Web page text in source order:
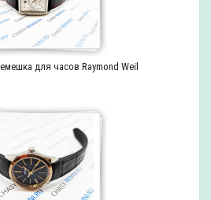
для часов Raymond Weil